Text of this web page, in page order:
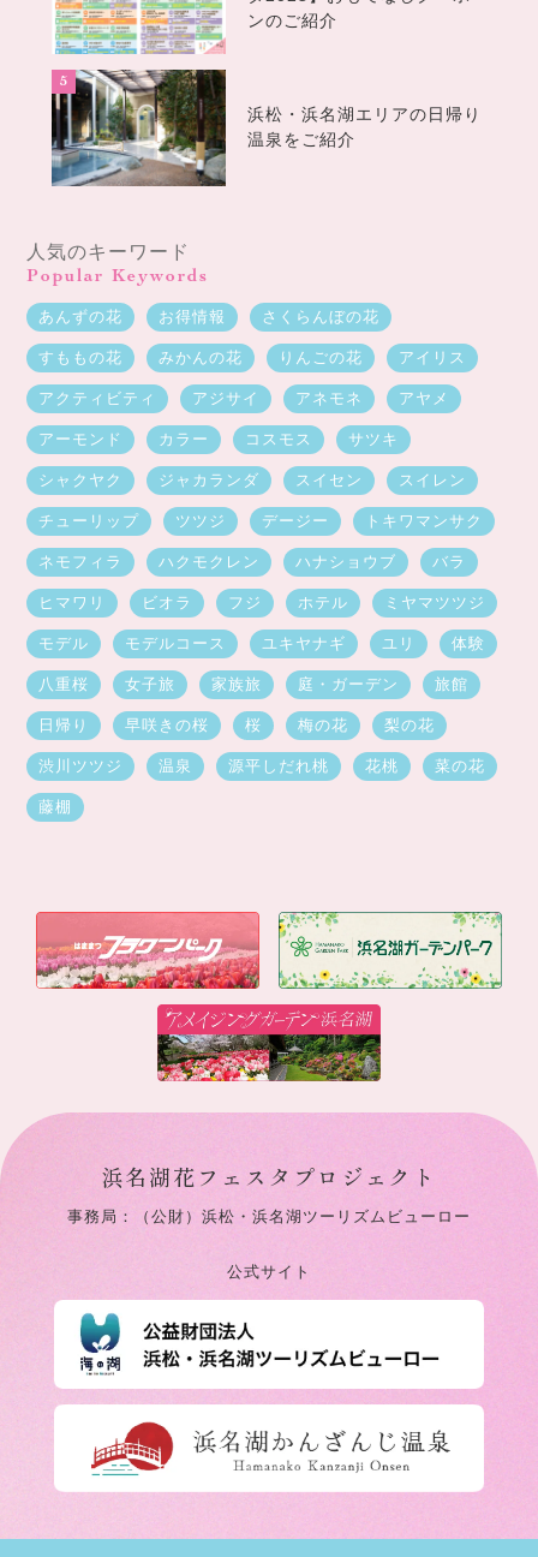
ンのご紹介
浜松・浜名湖エリアの日帰り
温泉をご紹介
人気のキーワード
Popular Keywords
あんずの花 お得情報 さくらんぼの花
すももの花 みかんの花 りんごの花 アイリス
アクティビティ アジサイ アネモネ アヤメ
アーモンド カラー コスモス サツキ
シャクヤク ジャカランダ スイセン スイレン
チューリップ ツツジ デージー トキワマンサク
ネモフィラ ハクモクレン ハナショウブ バラ
ヒマワリ ビオラ フジ ホテル ミヤマツツジ
モデル モデルコース ユキヤナギ ユリ 体験
八重桜 女子旅 家族旅 庭・ガーデン 旅館
日帰り 早咲きの桜 桜 梅の花 梨の花
渋川ツツジ 温泉 源平しだれ桃 花桃 菜の花
藤棚
浜名湖花フェスタプロジェクト
事務局：（公財）浜松・浜名湖ツーリズムビューロー
公式サイト